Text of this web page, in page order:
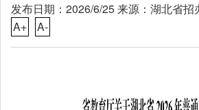
发布日期：2026/6/25 来源：湖北省招
A+
A-